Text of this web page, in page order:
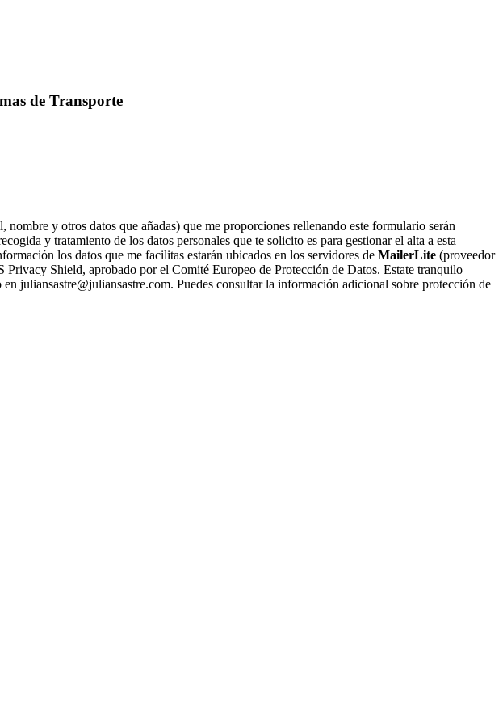
de Transporte
y otros datos que añadas) que me proporciones rellenando este formulario serán
y tratamiento de los datos personales que te solicito es para gestionar el alta a esta
los datos que me facilitas estarán ubicados en los servidores de MailerLite (proveedor
Shield, aprobado por el Comité Europeo de Protección de Datos. Estate tranquilo
juliansastre@juliansastre.com. Puedes consultar la información adicional sobre protección de